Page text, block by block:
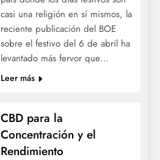
casi una religión en sí mismos, la
reciente publicación del BOE
sobre el festivo del 6 de abril ha
levantado más fervor que…
Leer más
CBD para la
Concentración y el
Rendimiento